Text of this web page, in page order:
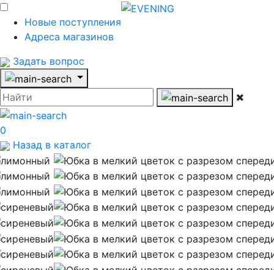
Новые поступления
Адреса магазинов
Задать вопрос
0
Назад в каталог